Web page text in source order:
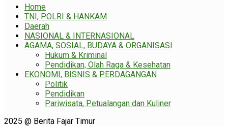
Home
TNI, POLRI & HANKAM
Daerah
NASIONAL & INTERNASIONAL
AGAMA, SOSIAL, BUDAYA & ORGANISASI
Hukum & Kriminal
Pendidikan, Olah Raga & Kesehatan
EKONOMI, BISNIS & PERDAGANGAN
Politik
Pendidikan
Pariwisata, Petualangan dan Kuliner
2025 @ Berita Fajar Timur